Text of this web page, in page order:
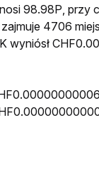
98.98P, przy
4706
wyniósł